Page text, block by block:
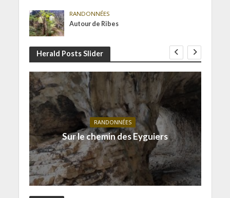
RANDONNÉES
Autour de Ribes
Herald Posts Slider
RANDONNÉES
Sur le chemin des Eyguiers